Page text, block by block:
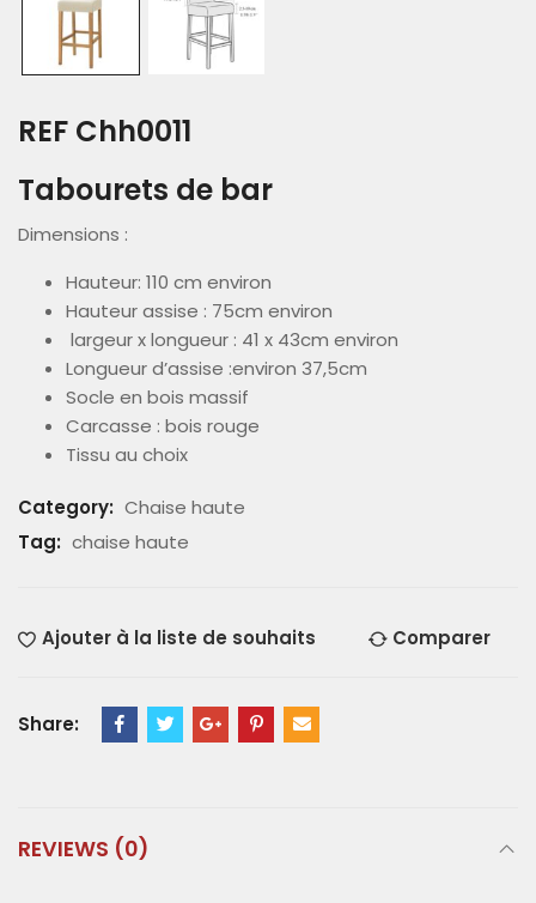
REF Chh0011
Tabourets de bar
Dimensions :
Hauteur: 110 cm environ
Hauteur assise : 75cm environ
largeur x longueur : 41 x 43cm environ
Longueur d’assise :environ 37,5cm
Socle en bois massif
Carcasse : bois rouge
Tissu au choix
Category: Chaise haute
Tag: chaise haute
Ajouter à la liste de souhaits Comparer
Share:
REVIEWS (0)